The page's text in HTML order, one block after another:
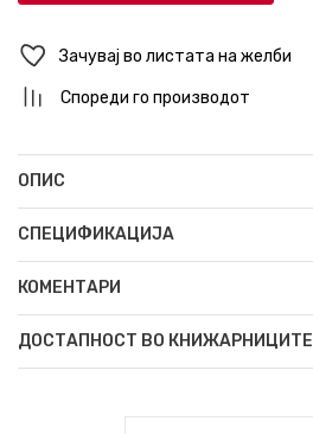
Зачувај во листата на желби
Спореди го производот
ОПИС
СПЕЦИФИКАЦИЈА
КОМЕНТАРИ
ДОСТАПНОСТ ВО КНИЖАРНИЦИТЕ